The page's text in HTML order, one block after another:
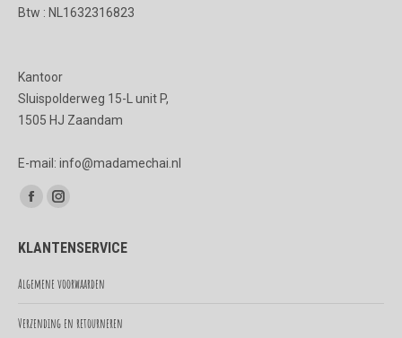
Btw : NL1632316823
Kantoor
Sluispolderweg 15-L unit P,
1505 HJ Zaandam
E-mail: info@madamechai.nl
Vind ons op:
Facebook
opens
in
window
Instagram
opens
in
window
KLANTENSERVICE
Algemene voorwaarden
Verzending en retourneren